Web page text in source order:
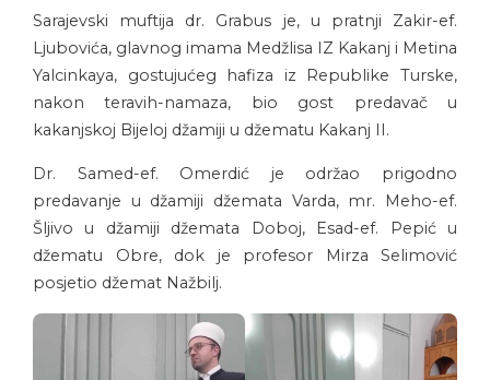
Sarajevski muftija dr. Grabus je, u pratnji Zakir-ef.
Ljubovića, glavnog imama Medžlisa IZ Kakanj i Metina
Yalcinkaya, gostujućeg hafiza iz Republike Turske,
nakon teravih-namaza, bio gost predavač u
kakanjskoj Bijeloj džamiji u džematu Kakanj II.
Dr. Samed-ef. Omerdić je održao prigodno
predavanje u džamiji džemata Varda, mr. Meho-ef.
Šljivo u džamiji džemata Doboj, Esad-ef. Pepić u
džematu Obre, dok je profesor Mirza Selimović
posjetio džemat Nažbilj.